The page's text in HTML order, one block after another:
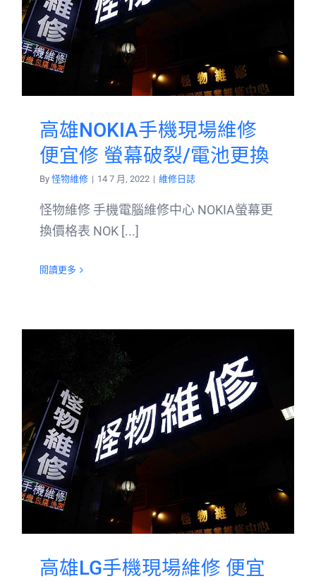
高雄NOKIA手機現場維修
便宜修 螢幕破裂/電池更換
By 怪物維修 | 14 7 月, 2022 | 維修日誌
怪物維修 手機電腦維修中心 NOKIA螢幕更
換價格表 NOK [...]
閱讀更多
高雄LG手機現場維修 便宜